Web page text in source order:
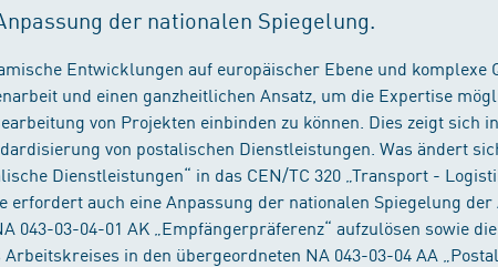
der nationalen Spiegelung.
Entwicklungen auf europäischer Ebene und
und einen ganzheitlichen Ansatz, um die Expertise
von Projekten einbinden zu können. Dies zeigt sich
von postalischen Dienstleistungen. Was ändert
Dienstleistungen“ in das CEN/TC 320 „Transport -
erfordert auch eine Anpassung der nationalen Spiegelung
043-03-04-01 AK „Empfängerpräferenz“ aufzulösen sowie
in den übergeordneten NA 043-03-04 AA